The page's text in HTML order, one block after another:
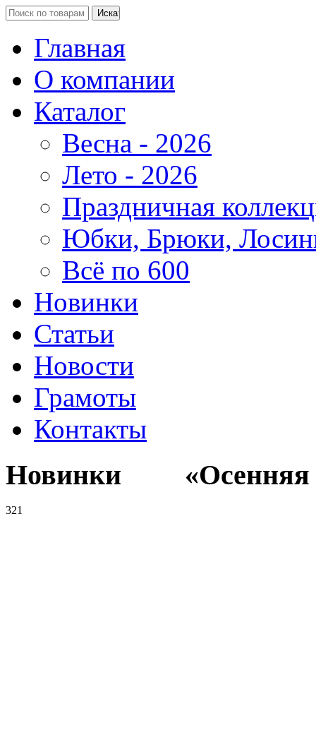
Главная
О компании
Каталог
Весна - 2026
Лето - 2026
Праздничная
Юбки, Брюки,
Всё по 600
Новинки
Статьи
Новости
Грамоты
Контакты
Новинки «Осенняя
321